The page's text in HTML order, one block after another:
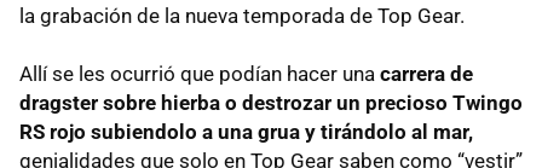
la grabación de la nueva temporada de Top Gear.
Allí se les ocurrió que podían hacer una carrera de
dragster sobre hierba o destrozar un precioso Twingo
RS rojo subiendolo a una grua y tirándolo al mar,
genialidades que solo en Top Gear saben como “vestir”